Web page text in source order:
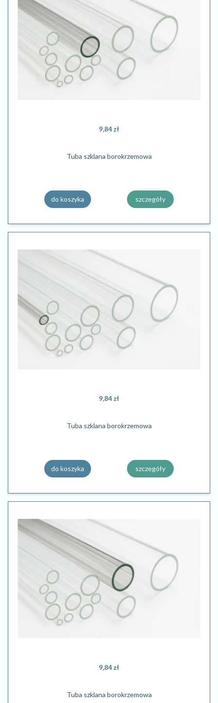
9,84 zł
Tuba szklana borokrzemowa
do koszyka szczegóły
9,84 zł
Tuba szklana borokrzemowa
do koszyka szczegóły
9,84 zł
Tuba szklana borokrzemowa